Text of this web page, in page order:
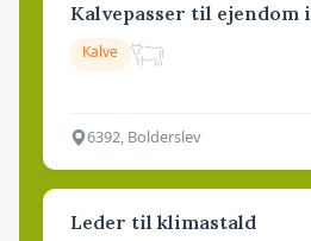
Kalvepasser til ejendom
Kalve
6392, Bolderslev
Leder til klimastald